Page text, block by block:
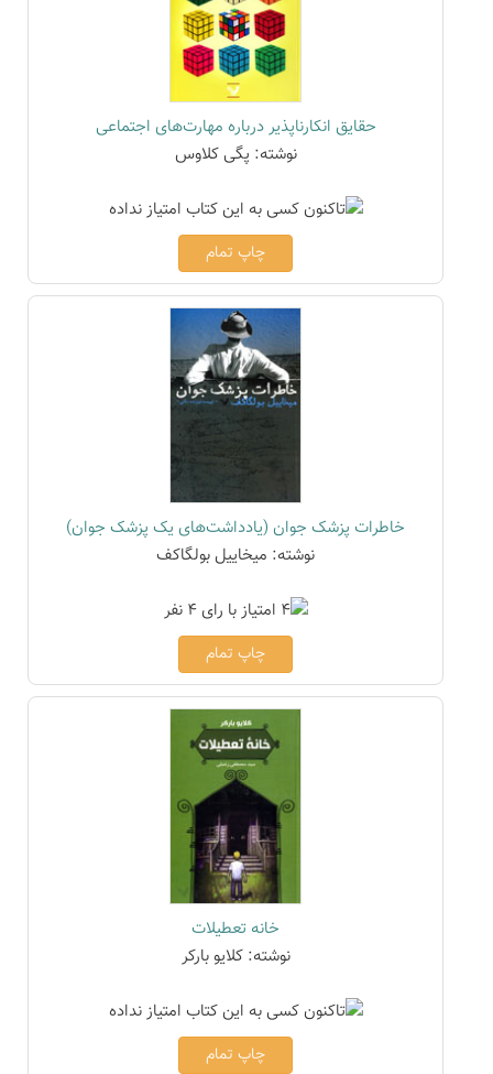
حقایق انکارناپذیر درباره مهارت‌های اجتماعی
نوشته: پگی کلاوس
چاپ تمام
خاطرات پزشک جوان (یادداشت‌های یک پزشک جوان)
نوشته: میخاییل بولگاکف
چاپ تمام
خانه تعطیلات
نوشته: کلایو بارکر
چاپ تمام